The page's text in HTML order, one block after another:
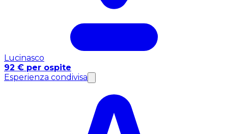
Lucinasco
92 € per ospite
Esperienza condivisa